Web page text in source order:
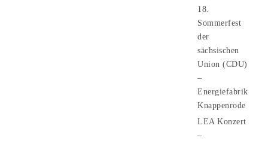
18.
Sommerfest
der
sächsischen
Union (CDU)
–
Energiefabrik
Knappenrode
LEA Konzert
–